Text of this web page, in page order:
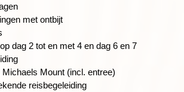
symbool van de streek, mooie
in dit deel van Cornwall doet haast
Michaels Mount is net zo markant als zijn
tegenhanger. Bij laag water kun je
Sommige dagen is het alleen mogelijk
te gaan en bij slecht weer sluit het
met ontbijt
dag 2 tot en met 4 en dag 6 en 7
Mount (incl. entree)
reisbegeleiding